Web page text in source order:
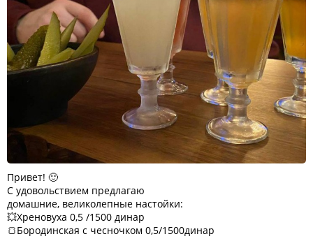
Привет! 🙂
С удовольствием предлагаю
домашние, великолепные настойки:
💥Хреновуха 0,5 /1500 динар
🍞Бородинская с чесночком 0,5/1500динар